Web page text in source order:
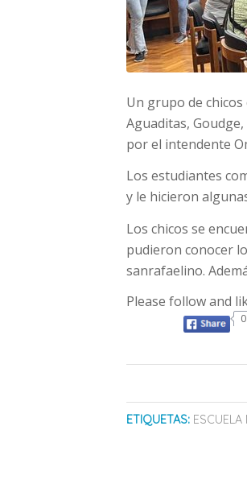
Un grupo de chicos
Aguaditas,
por el intendente
Los estudiantes
y le hicieron
Los chicos se
pudieron conocer
sanrafaelino.
Please follow and
0
ETIQUETAS: